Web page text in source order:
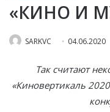
«КИНО И
SARKVC 04.06.2020
Так считают
«Киновертикаль